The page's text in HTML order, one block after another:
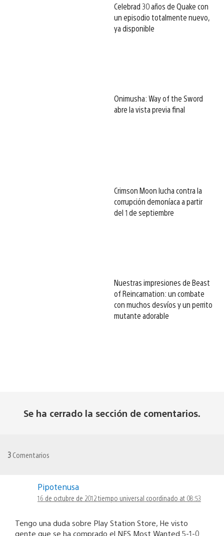
Celebrad 30 años de Quake con
un episodio totalmente nuevo,
ya disponible
Onimusha: Way of the Sword
abre la vista previa final
Crimson Moon lucha contra la
corrupción demoníaca a partir
del 1 de septiembre
Nuestras impresiones de Beast
of Reincarnation: un combate
con muchos desvíos y un perrito
mutante adorable
Se ha cerrado la sección de comentarios.
3 Comentarios
Pipotenusa
16 de octubre de 2012 tiempo universal coordinado at 08:53
Tengo una duda sobre Play Station Store, He visto
gente que se ha comprado el NFS Most Wanted 5-1-0